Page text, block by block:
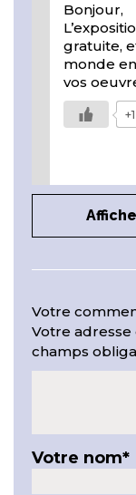
Bonjour,
gratuite,
monde
vos
+1
Votre
Votre adresse
champs
Votre nom*